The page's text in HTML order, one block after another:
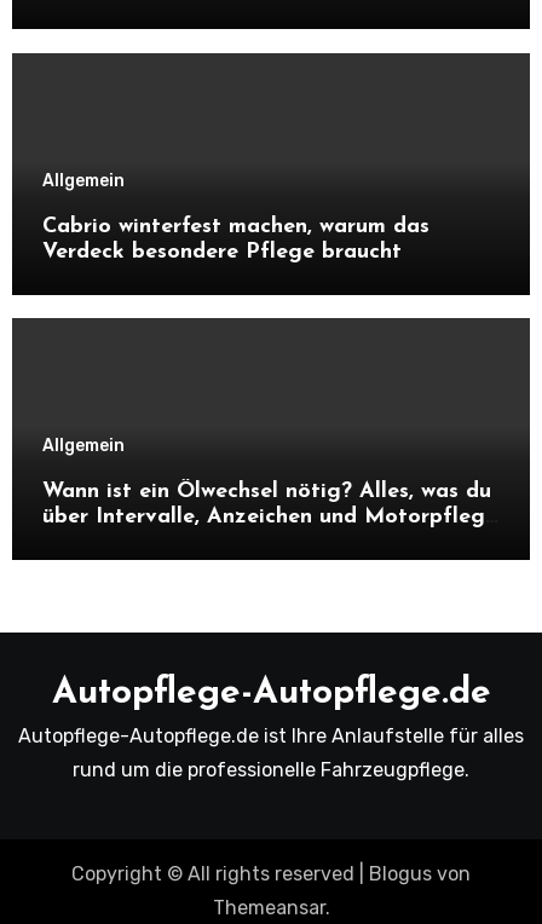
Allgemein
Cabrio winterfest machen, warum das
Verdeck besondere Pflege braucht
Allgemein
Wann ist ein Ölwechsel nötig? Alles, was du
über Intervalle, Anzeichen und Motorpflege
Autopflege-Autopflege.de
Autopflege-Autopflege.de ist Ihre Anlaufstelle für alles
rund um die professionelle Fahrzeugpflege.
Copyright © All rights reserved Blogus von
Themeansar.